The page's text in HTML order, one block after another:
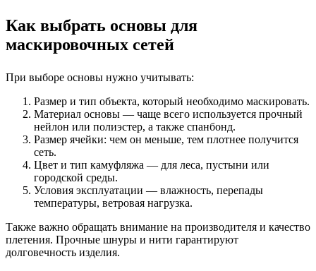
Как выбрать основы для
маскировочных сетей
При выборе основы нужно учитывать:
Размер и тип объекта, который необходимо маскировать.
Материал основы — чаще всего используется прочный
нейлон или полиэстер, а также спанбонд.
Размер ячейки: чем он меньше, тем плотнее получится
сеть.
Цвет и тип камуфляжа — для леса, пустыни или
городской среды.
Условия эксплуатации — влажность, перепады
температуры, ветровая нагрузка.
Также важно обращать внимание на производителя и качество
плетения. Прочные шнуры и нити гарантируют
долговечность изделия.